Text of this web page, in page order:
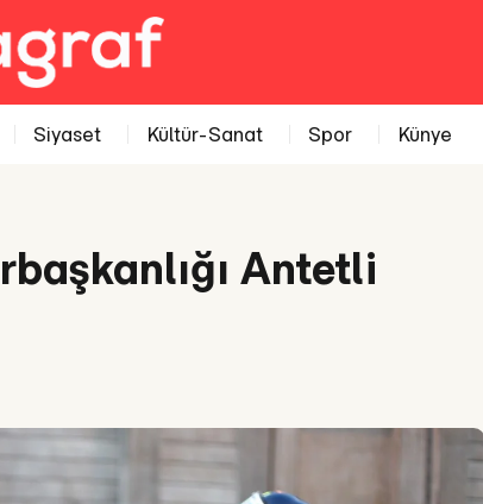
Siyaset Kültür-Sanat Spor Künye
Antetli